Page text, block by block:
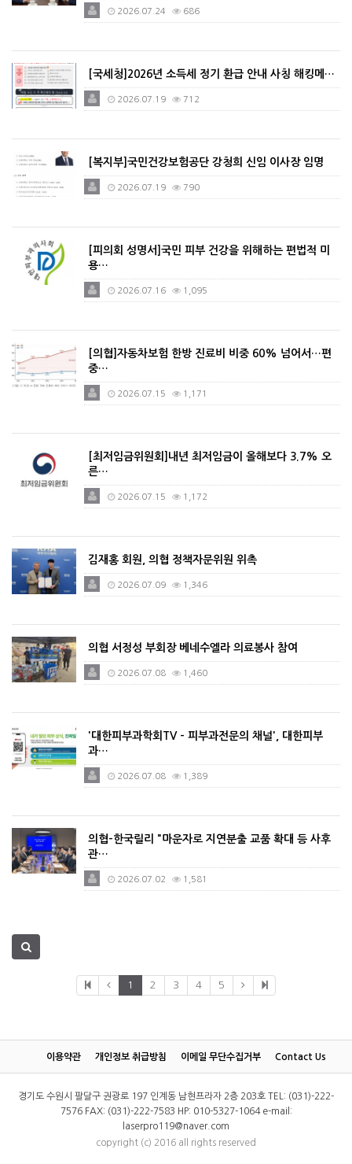
2026.07.24 686
[국세청]2026년 소득세 정기 환급 안내 사칭 해킹메…
2026.07.19 712
[복지부]국민건강보험공단 강청희 신임 이사장 임명
2026.07.19 790
[피의회 성명서]국민 피부 건강을 위해하는 편법적 미
용…
2026.07.16 1,095
[의협]자동차보험 한방 진료비 비중 60% 넘어서…편
중…
2026.07.15 1,171
[최저임금위원회]내년 최저임금이 올해보다 3.7% 오
른…
2026.07.15 1,172
김재홍 회원, 의협 정책자문위원 위촉
2026.07.09 1,346
의협 서정성 부회장 베네수엘라 의료봉사 참여
2026.07.08 1,460
'대한피부과학회TV - 피부과전문의 채널', 대한피부
과…
2026.07.08 1,389
의협-한국릴리 "마운자로 지연분출 교품 확대 등 사후
관…
2026.07.02 1,581
1 2 3 4 5
이용약관 개인정보 취급방침 이메일 무단수집거부 Contact Us
경기도 수원시 팔달구 권광로 197 인계동 남현프라자 2층 203호 TEL: (031)-222-
7576 FAX: (031)-222-7583 HP: 010-5327-1064 e-mail:
laserpro119@naver.com
copyright (c) 2016 all rights reserved